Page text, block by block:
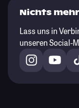
Nichts
Lass uns in
unseren Social-